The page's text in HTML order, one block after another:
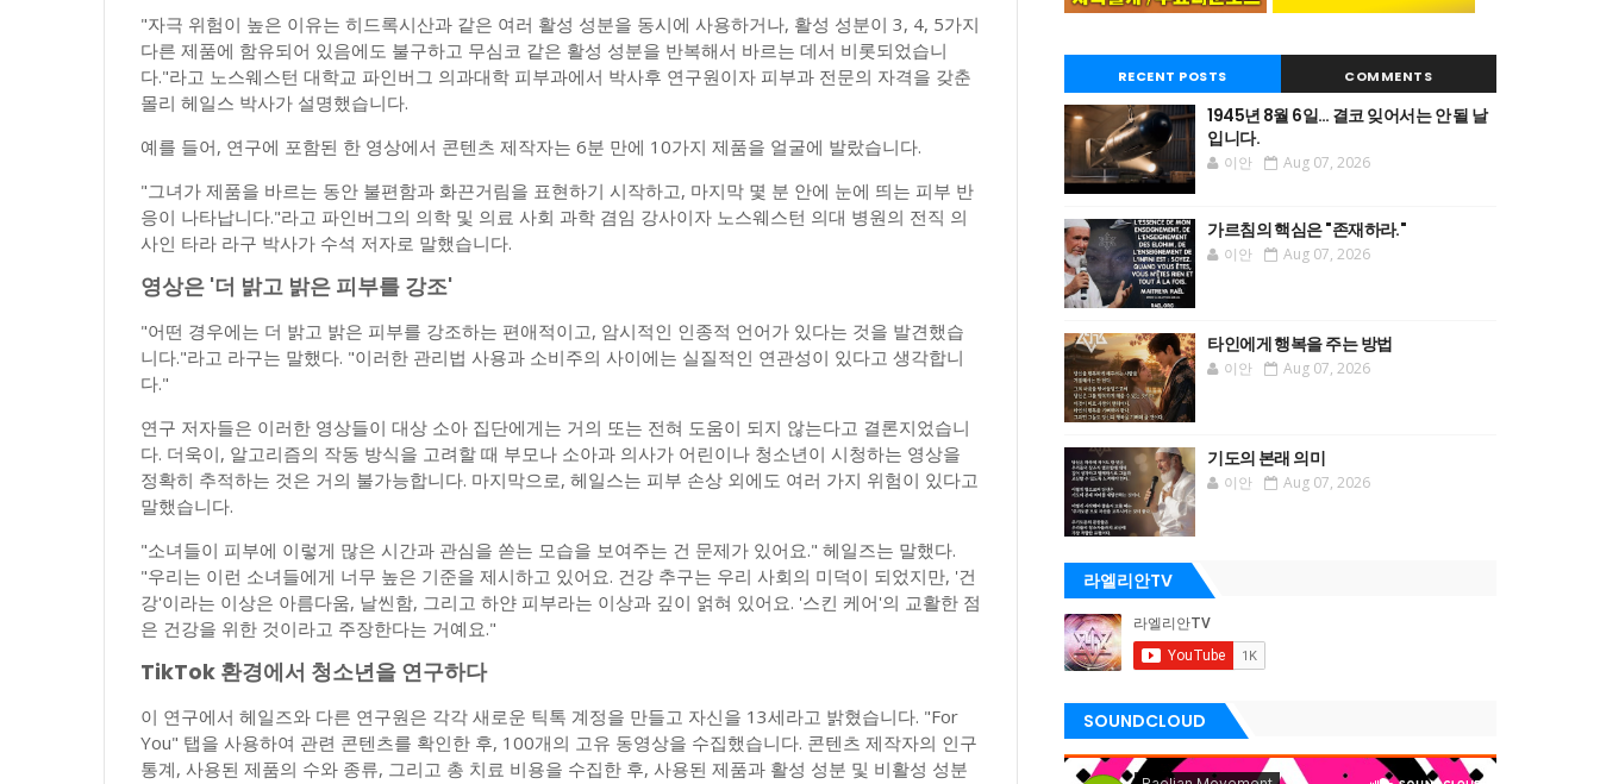
"자극 위험이 높은 이유는 히드록시산과 같은 여러 활성 성분을 동시에 사용하거나, 활성 성분이 3, 4, 5가지
다른 제품에 함유되어 있음에도 불구하고 무심코 같은 활성 성분을 반복해서 바르는 데서 비롯되었습니
다."라고 노스웨스턴 대학교 파인버그 의과대학 피부과에서 박사후 연구원이자 피부과 전문의 자격을 갖춘
몰리 헤일스 박사가 설명했습니다.
예를 들어, 연구에 포함된 한 영상에서 콘텐츠 제작자는 6분 만에 10가지 제품을 얼굴에 발랐습니다.
"그녀가 제품을 바르는 동안 불편함과 화끈거림을 표현하기 시작하고, 마지막 몇 분 안에 눈에 띄는 피부 반
응이 나타납니다."라고 파인버그의 의학 및 의료 사회 과학 겸임 강사이자 노스웨스턴 의대 병원의 전직 의
사인 타라 라구 박사가 수석 저자로 말했습니다.
영상은 '더 밝고 밝은 피부를 강조'
"어떤 경우에는 더 밝고 밝은 피부를 강조하는 편애적이고, 암시적인 인종적 언어가 있다는 것을 발견했습
니다."라고 라구는 말했다. "이러한 관리법 사용과 소비주의 사이에는 실질적인 연관성이 있다고 생각합니
다."
연구 저자들은 이러한 영상들이 대상 소아 집단에게는 거의 또는 전혀 도움이 되지 않는다고 결론지었습니
다. 더욱이, 알고리즘의 작동 방식을 고려할 때 부모나 소아과 의사가 어린이나 청소년이 시청하는 영상을
정확히 추적하는 것은 거의 불가능합니다. 마지막으로, 헤일스는 피부 손상 외에도 여러 가지 위험이 있다고
말했습니다.
"소녀들이 피부에 이렇게 많은 시간과 관심을 쏟는 모습을 보여주는 건 문제가 있어요." 헤일즈는 말했다.
"우리는 이런 소녀들에게 너무 높은 기준을 제시하고 있어요. 건강 추구는 우리 사회의 미덕이 되었지만, '건
강'이라는 이상은 아름다움, 날씬함, 그리고 하얀 피부라는 이상과 깊이 얽혀 있어요. '스킨 케어'의 교활한 점
은 건강을 위한 것이라고 주장한다는 거예요."
TikTok 환경에서 청소년을 연구하다
이 연구에서 헤일즈와 다른 연구원은 각각 새로운 틱톡 계정을 만들고 자신을 13세라고 밝혔습니다. "For
You" 탭을 사용하여 관련 콘텐츠를 확인한 후, 100개의 고유 동영상을 수집했습니다. 콘텐츠 제작자의 인구
통계, 사용된 제품의 수와 종류, 그리고 총 치료 비용을 수집한 후, 사용된 제품과 활성 성분 및 비활성 성분
RECENT POSTS COMMENTS
1945년 8월 6일… 결코 잊어서는 안 될 날
입니다.
이안 Aug 07, 2026
가르침의 핵심은 "존재하라."
이안 Aug 07, 2026
타인에게 행복을 주는 방법
이안 Aug 07, 2026
기도의 본래 의미
이안 Aug 07, 2026
라엘리안TV
SOUNDCLOUD